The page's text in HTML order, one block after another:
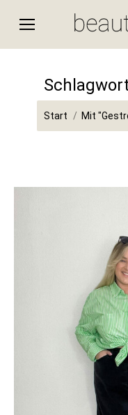
Sie befinden sich
Start Mit